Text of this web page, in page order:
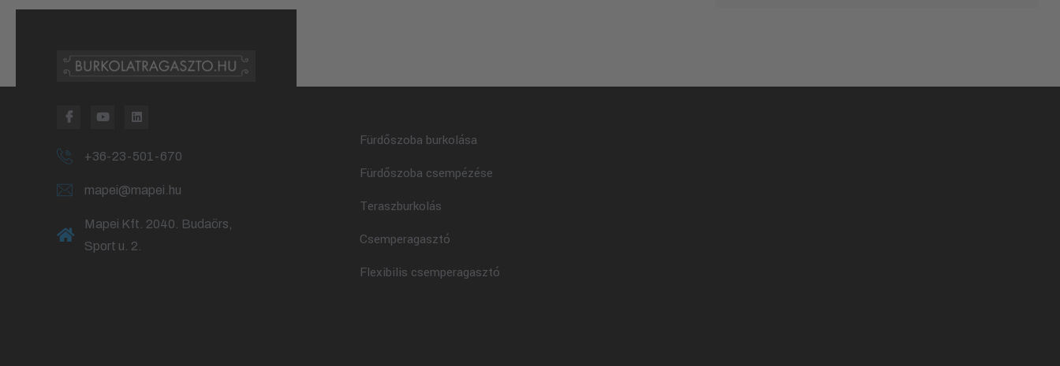
+36-23-501-670
mapei@mapei.hu
Mapei Kft. 2040. Budaörs,
Sport u. 2.
Fürdőszoba burkolása
Fürdőszoba csempézése
Teraszburkolás
Csemperagasztó
Flexibilis csemperagasztó